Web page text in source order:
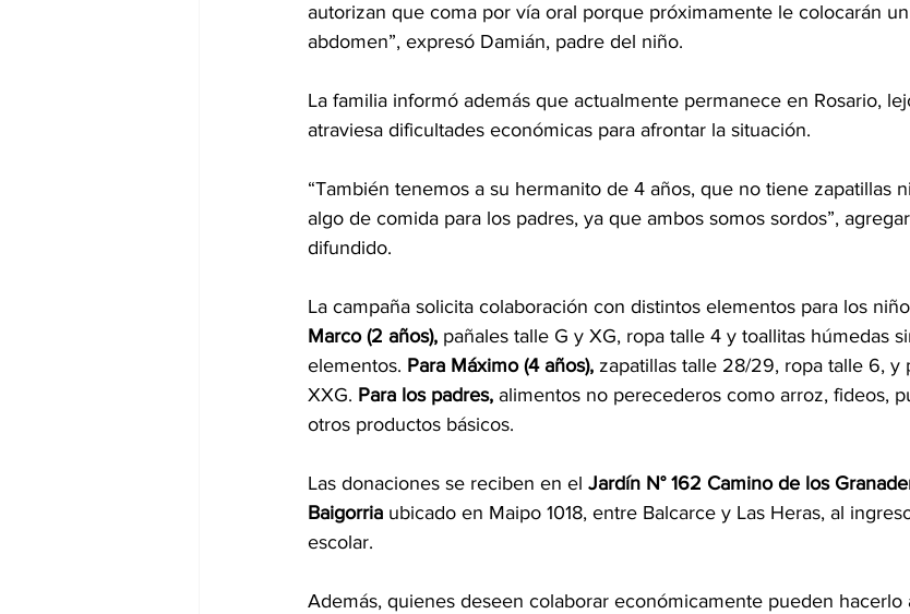
autorizan que coma por vía oral porque próximamente le colocarán
abdomen”, expresó Damián, padre del niño.
La familia informó además que actualmente permanece en Rosario,
atraviesa dificultades económicas para afrontar la situación.
“También tenemos a su hermanito de 4 años, que no tiene zapatillas
algo de comida para los padres, ya que ambos somos sordos”,
difundido.
La campaña solicita colaboración con distintos elementos para los
Marco (2 años), pañales talle G y XG, ropa talle 4 y toallitas húmedas
elementos. Para Máximo (4 años), zapatillas talle 28/29, ropa talle 6, y
XXG. Para los padres, alimentos no perecederos como arroz, fideos,
otros productos básicos.
Las donaciones se reciben en el Jardín N° 162 Camino de los
Baigorria ubicado en Maipo 1018, entre Balcarce y Las Heras, al
escolar.
Además, quienes deseen colaborar económicamente pueden hacerlo